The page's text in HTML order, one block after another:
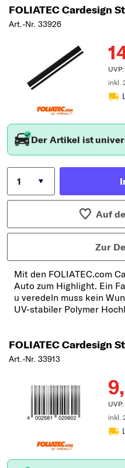
Typ wählen
FOLIATEC Cardesign
Art.-Nr. 33926
inkl.
Der Artikel ist
Auf
Zur
Mit den FOLIATEC.com
Auto zum Highlight. Ein
u veredeln muss kein
UV-stabiler Polymer
FOLIATEC Cardesign
Art.-Nr. 33913
inkl.